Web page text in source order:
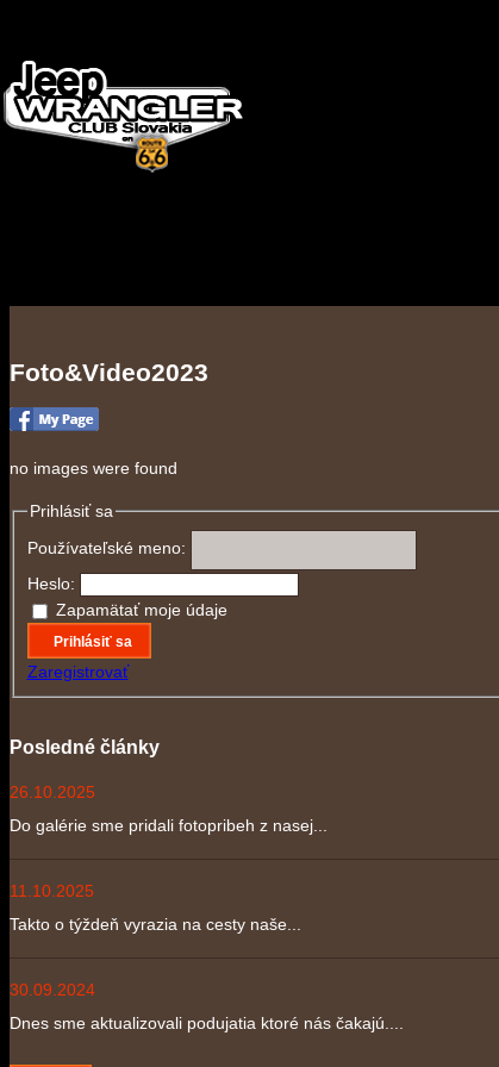
Foto&Video2023
no images were found
Prihlásiť sa
Používateľské meno:
Heslo:
Zapamätať moje údaje
Prihlásiť sa
Zaregistrovať
Posledné články
26.10.2025
Do galérie sme pridali fotopribeh z nasej...
11.10.2025
Takto o týždeň vyrazia na cesty naše...
30.09.2024
Dnes sme aktualizovali podujatia ktoré nás čakajú....